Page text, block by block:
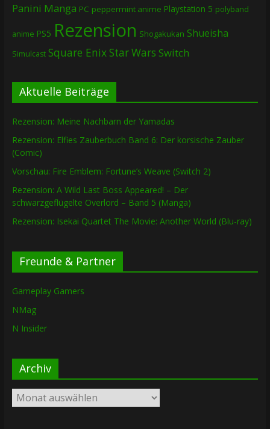
Panini Manga PC peppermint anime Playstation 5 polyband
anime PS5 Rezension Shogakukan Shueisha
Simulcast Square EnixStar Wars Switch
Aktuelle Beiträge
Rezension: Meine Nachbarn der Yamadas
Rezension: Elfies Zauberbuch Band 6: Der korsische Zauber
(Comic)
Vorschau: Fire Emblem: Fortune’s Weave (Switch 2)
Rezension: A Wild Last Boss Appeared! – Der
schwarzgeflügelte Overlord – Band 5 (Manga)
Rezension: Isekai Quartet The Movie: Another World (Blu-ray)
Freunde & Partner
Gameplay Gamers
NMag
N Insider
Archiv
Archiv